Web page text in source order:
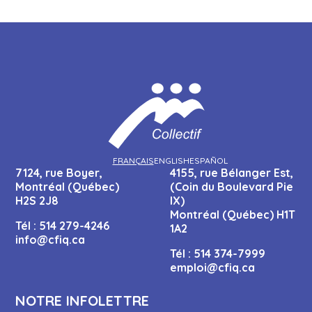
FRANÇAISENGLISHESPAÑOL
7124, rue Boyer,
Montréal (Québec)
H2S 2J8
Tél : 514 279-4246
info@cfiq.ca
4155, rue Bélanger Est,
(Coin du Boulevard Pie
IX)
Montréal (Québec) H1T
1A2
Tél : 514 374-7999
emploi@cfiq.ca
NOTRE INFOLETTRE